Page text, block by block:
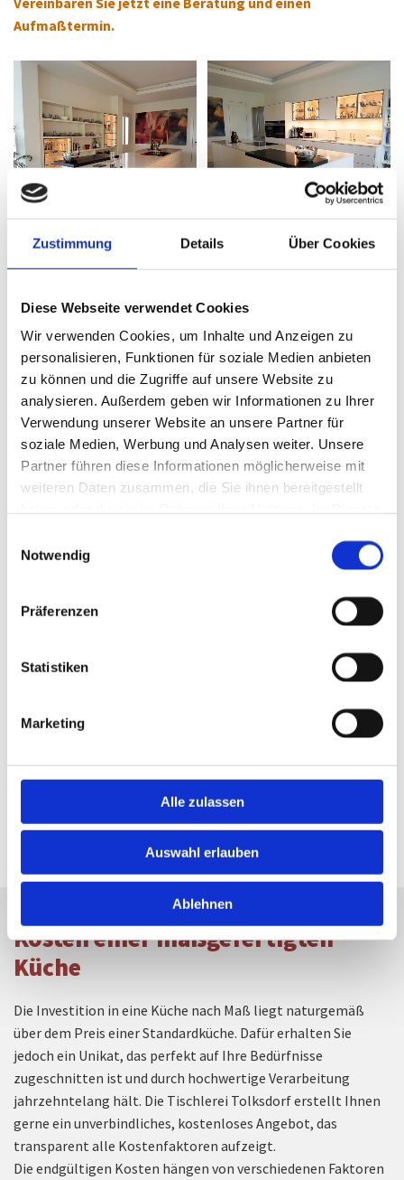
Zustimmung Details Über Cookies
Diese Webseite verwendet Cookies
Wir verwenden Cookies, um Inhalte und Anzeigen zu
personalisieren, Funktionen für soziale Medien anbieten
zu können und die Zugriffe auf unsere Website zu
analysieren. Außerdem geben wir Informationen zu Ihrer
Verwendung unserer Website an unsere Partner für
soziale Medien, Werbung und Analysen weiter. Unsere
Partner führen diese Informationen möglicherweise mit
weiteren Daten zusammen, die Sie ihnen bereitgestellt
Notwendig
Präferenzen
Statistiken
Marketing
Alle zulassen
Auswahl erlauben
Ablehnen
Aufmaßtermin.
Kosten einer maßgefertigten
Küche
Die Investition in eine Küche nach Maß liegt naturgemäß
über dem Preis einer Standardküche. Dafür erhalten Sie
jedoch ein Unikat, das perfekt auf Ihre Bedürfnisse
zugeschnitten ist und durch hochwertige Verarbeitung
jahrzehntelang hält. Die Tischlerei Tolksdorf erstellt Ihnen
gerne ein unverbindliches, kostenloses Angebot, das
transparent alle Kostenfaktoren aufzeigt.
Die endgültigen Kosten hängen von verschiedenen Faktoren